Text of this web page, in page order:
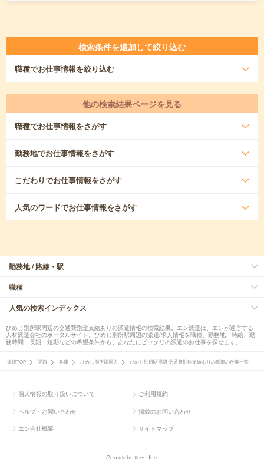
検索条件を追加して絞り込む
職種でお仕事情報を絞り込む
他の検索結果ページを見る
職種でお仕事情報をさがす
勤務地でお仕事情報をさがす
こだわりでお仕事情報をさがす
人気のワードでお仕事情報をさがす
勤務地 / 路線・駅
職種
人気の検索インデックス
ひめじ別所駅周辺の交通費別途支給ありの派遣情報の検索結果。エン派遣は、エンが運営する
人材派遣会社のポータルサイト。ひめじ別所駅周辺の派遣/求人情報を職種、勤務地、時給、勤
務時間、長期・短期などの希望条件から、あなたにピッタリの派遣のお仕事を探せます。
派遣TOP 関西 兵庫 ひめじ別所駅周辺 ひめじ別所駅周辺 交通費別途支給ありの派遣の仕事一覧
個人情報の取り扱いについて ご利用規約
ヘルプ・お問い合わせ 掲載のお問い合わせ
エン会社概要 サイトマップ